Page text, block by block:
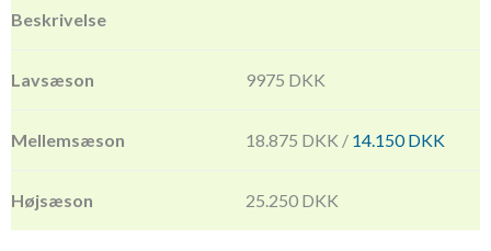
9975 DKK
18.875 DKK / 14.150 DKK
25.250 DKK